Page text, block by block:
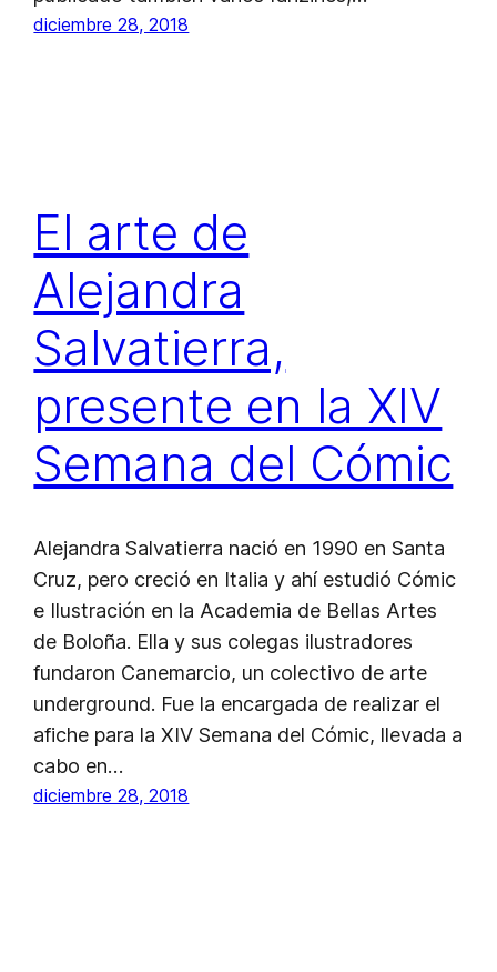
diciembre 28, 2018
El arte de
Alejandra
Salvatierra,
presente en la XIV
Semana del Cómic
Alejandra Salvatierra nació en 1990 en Santa
Cruz, pero creció en Italia y ahí estudió Cómic
e Ilustración en la Academia de Bellas Artes
de Boloña. Ella y sus colegas ilustradores
fundaron Canemarcio, un colectivo de arte
underground. Fue la encargada de realizar el
afiche para la XIV Semana del Cómic, llevada a
cabo en…
diciembre 28, 2018